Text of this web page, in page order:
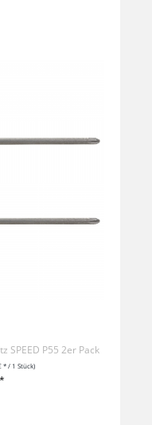
SPEED P55 2er Pack
* / 1 Stück)